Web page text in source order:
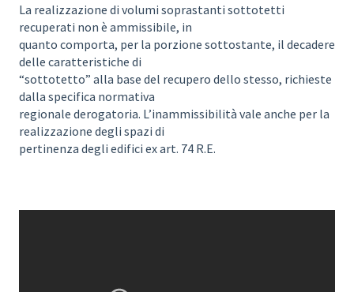
La realizzazione di volumi soprastanti sottotetti
recuperati non è ammissibile, in
quanto comporta, per la porzione sottostante, il decadere
delle caratteristiche di
“sottotetto” alla base del recupero dello stesso, richieste
dalla specifica normativa
regionale derogatoria. L’inammissibilità vale anche per la
realizzazione degli spazi di
pertinenza degli edifici ex art. 74 R.E.